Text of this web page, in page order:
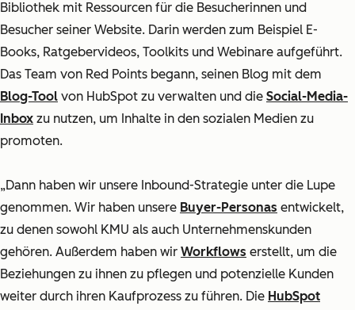
Bibliothek mit Ressourcen für die Besucherinnen und
Besucher seiner Website. Darin werden zum Beispiel E-
Books, Ratgebervideos, Toolkits und Webinare aufgeführt.
Das Team von Red Points begann, seinen Blog mit dem
Blog-Tool von HubSpot zu verwalten und die Social-Media-
Inbox zu nutzen, um Inhalte in den sozialen Medien zu
promoten.
„Dann haben wir unsere Inbound-Strategie unter die Lupe
genommen. Wir haben unsere Buyer-Personas entwickelt,
zu denen sowohl KMU als auch Unternehmenskunden
gehören. Außerdem haben wir Workflows erstellt, um die
Beziehungen zu ihnen zu pflegen und potenzielle Kunden
weiter durch ihren Kaufprozess zu führen. Die HubSpot